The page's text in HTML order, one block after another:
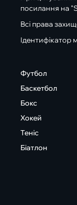
посилання на
Всі права
Ідентифікатор
Футбол
Баскетбол
Бокс
Хокей
Теніс
Біатлон